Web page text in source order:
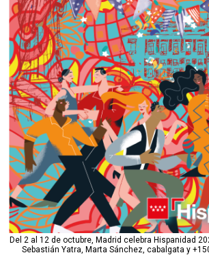
Del 2 al 12 de octubre, Madrid celebra Hispanidad
Sebastián Yatra, Marta Sánchez, cabalgata y